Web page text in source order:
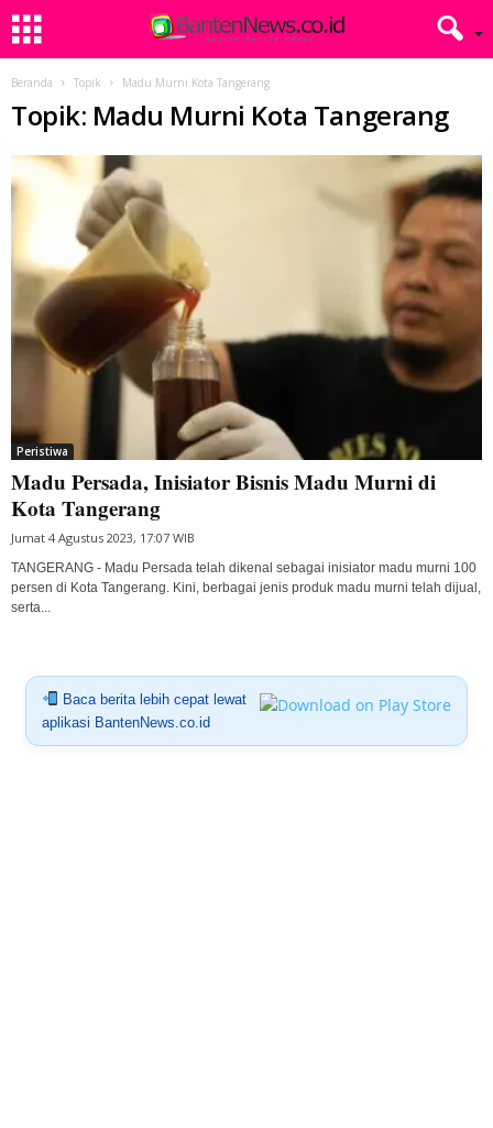
Beranda Topik Madu Murni Kota Tangerang
Topik: Madu Murni Kota Tangerang
Peristiwa
Madu Persada, Inisiator Bisnis Madu Murni di
Kota Tangerang
Jumat 4 Agustus 2023, 17:07 WIB
TANGERANG - Madu Persada telah dikenal sebagai inisiator madu murni 100
persen di Kota Tangerang. Kini, berbagai jenis produk madu murni telah dijual,
serta...
Baca berita lebih cepat lewat
aplikasi BantenNews.co.id